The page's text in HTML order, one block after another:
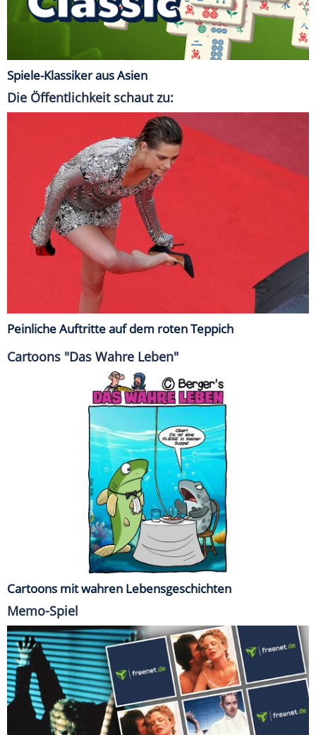
Spiele-Klassiker aus Asien
Die Öffentlichkeit schaut zu:
Peinliche Auftritte auf dem roten Teppich
Cartoons "Das Wahre Leben"
Cartoons mit wahren Lebensgeschichten
Memo-Spiel